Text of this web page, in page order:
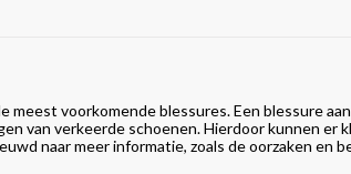
meest voorkomende blessures. Een blessure
van verkeerde schoenen. Hierdoor kunnen er
naar meer informatie, zoals de oorzaken en